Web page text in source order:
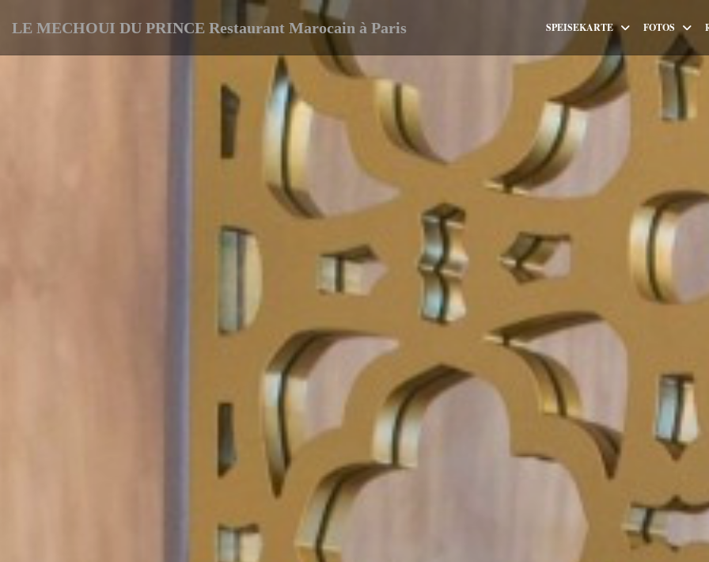
LE MECHOUI DU PRINCE Restaurant Marocain à Paris SPEISEKARTE FOTOS